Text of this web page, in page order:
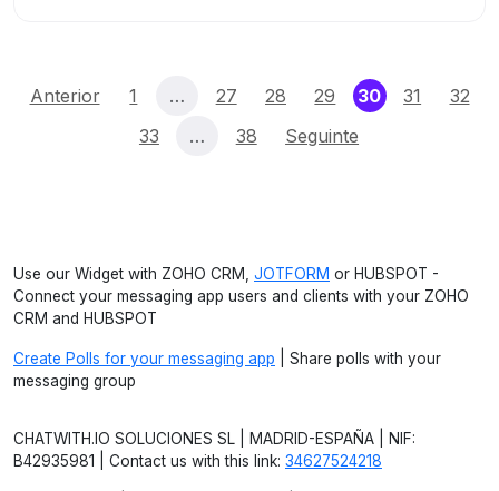
Anterior 1 … 27 28 29 30(current)
31
32
33
… 38 Seguinte
Use our Widget with ZOHO CRM, JOTFORM or HUBSPOT -
Connect your messaging app users and clients with your ZOHO
CRM and HUBSPOT
Create Polls for your messaging app | Share polls with your
messaging group
CHATWITH.IO SOLUCIONES SL | MADRID-ESPAÑA | NIF:
B42935981 | Contact us with this link: 34627524218